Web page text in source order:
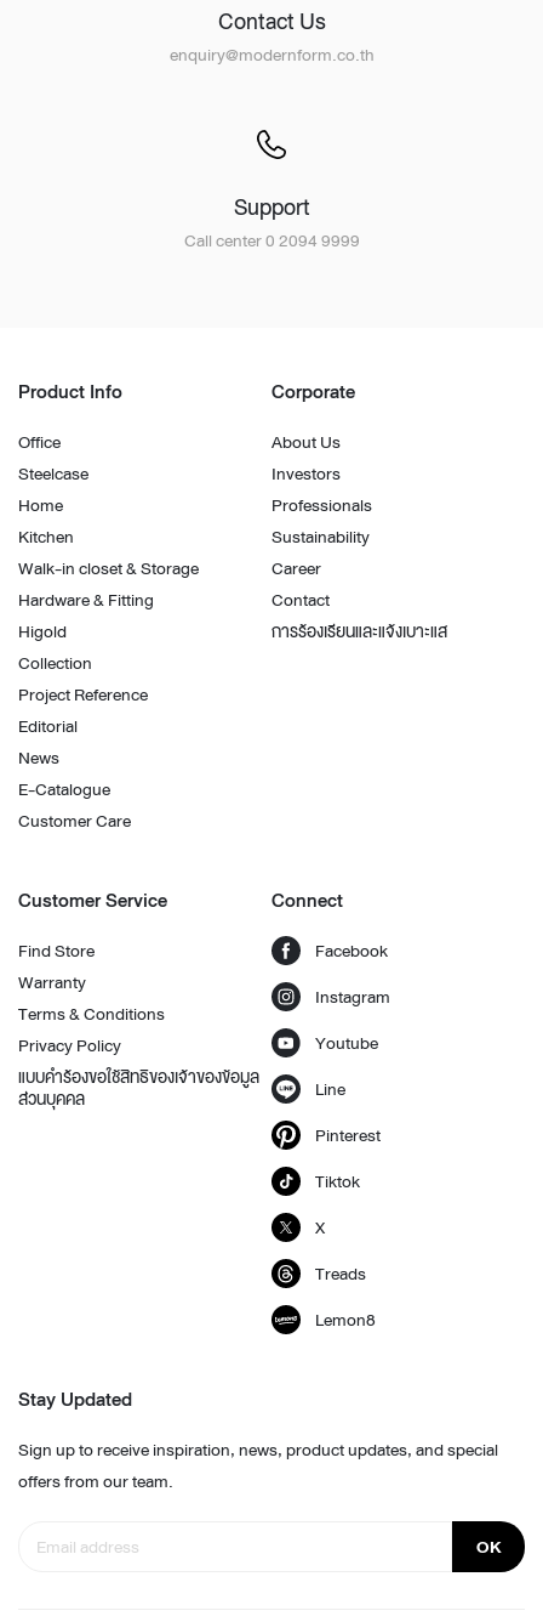
Contact Us
enquiry@modernform.co.th
Support
Call center 0 2094 9999
Product Info
Office
Steelcase
Home
Kitchen
Walk-in closet & Storage
Hardware & Fitting
Higold
Collection
Project Reference
Editorial
News
E-Catalogue
Customer Care
Corporate
About Us
Investors
Professionals
Sustainability
Career
Contact
การร้องเรียนและแจ้งเบาะแส
Customer Service
Find Store
Warranty
Terms & Conditions
Privacy Policy
แบบคำร้องขอใช้สิทธิของเจ้าของข้อมูล
ส่วนบุคคล
Connect
Facebook
Instagram
Youtube
Line
Pinterest
Tiktok
X
Treads
Lemon8
Stay Updated
Sign up to receive inspiration, news, product updates, and special
offers from our team.
OK